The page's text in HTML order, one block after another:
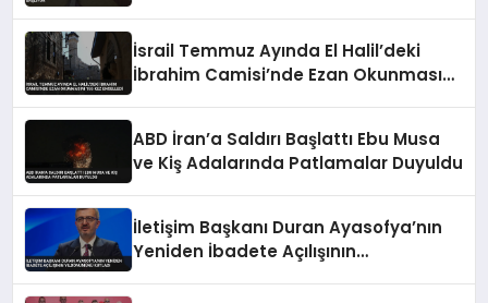
İsrail Temmuz Ayında El Halil’deki
İbrahim Camisi’nde Ezan Okunmasını
ABD İran’a Saldırı Başlattı Ebu Musa
ve Kiş Adalarında Patlamalar Duyuldu
İletişim Başkanı Duran Ayasofya’nın
Yeniden İbadete Açılışının